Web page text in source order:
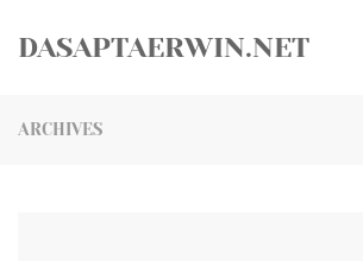
DASAPTAERWIN.NET
ARCHIVES